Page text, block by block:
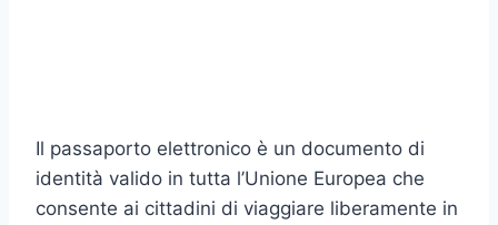
Il passaporto elettronico è un documento di
identità valido in tutta l’Unione Europea che
consente ai cittadini di viaggiare liberamente in